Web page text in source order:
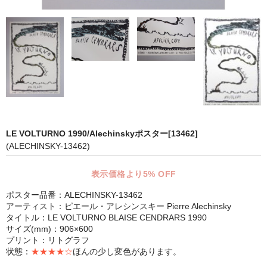
吊りフック
吊り金具＆ヒモセット
簡単スタンド
額装テープ
LP・CDフレーム
シンプルLPフレームセット
CD紙ジャケフレーム
アートポスター
LE VOLTURNO 1990/Alechinskyポスター[13462]
(ALECHINSKY-13462)
表示価格より5% OFF
ポスター品番：ALECHINSKY-13462
アーティスト：ピエール・アレシンスキー Pierre Alechinsky
タイトル：LE VOLTURNO BLAISE CENDRARS 1990
サイズ(mm)：906×600
プリント：リトグラフ
状態： ★★★★☆ほんの少し変色があります。